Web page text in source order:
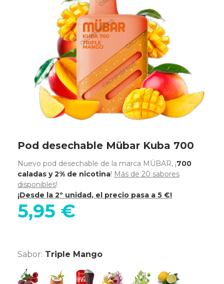
Pod desechable Mübar Kuba 700
Nuevo pod desechable de la marca MÜBAR, ¡700
caladas y 2% de nicotina! Más de 20 sabores
disponibles!
¡Desde la 2º unidad, el precio pasa a 5 €!
5,95 €
Sabor: Triple Mango
Cherry Cranberry
CocolocoCola IceDragonfruit Banana Cherry
Fresh MintLemon Lime